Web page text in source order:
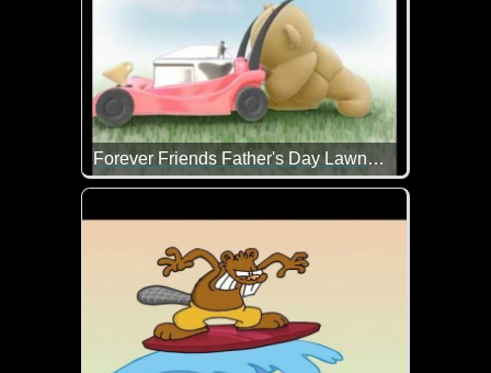
Forever Friends Father's Day Lawnmower
Alles Liebe und Gute zum Vatertag!